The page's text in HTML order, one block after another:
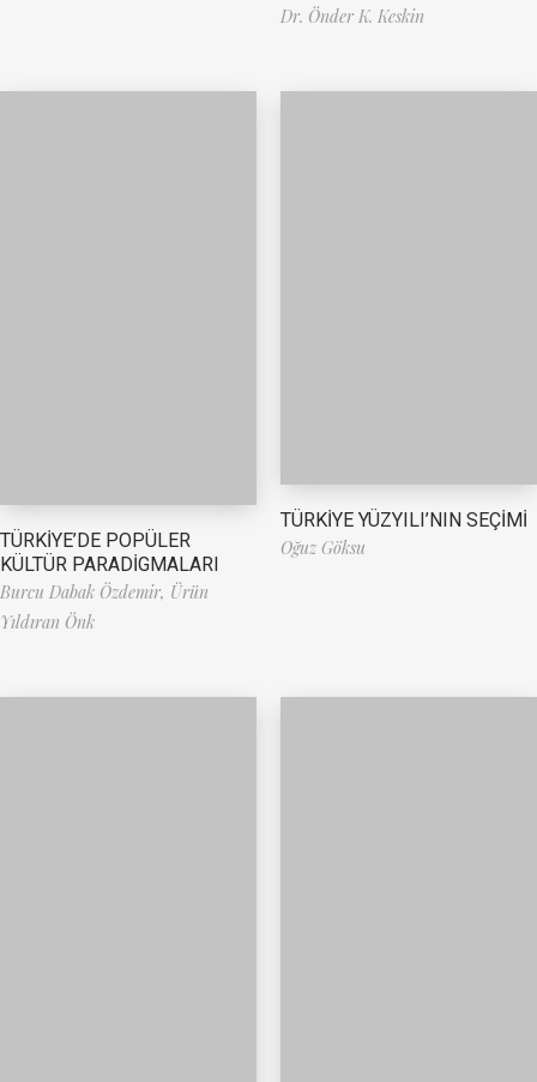
Dr. Önder K. Keskin
TÜRKİYE’DE POPÜLER
KÜLTÜR PARADİGMALARI
Burcu Dabak Özdemir, Ürün
Yıldıran Önk
TÜRKİYE YÜZYILI’NIN SEÇİMİ
Oğuz Göksu